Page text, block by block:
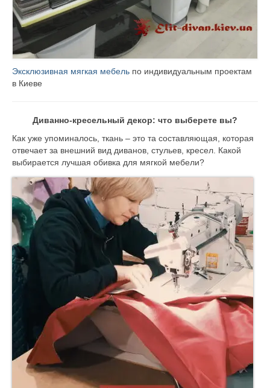
Эксклюзивная мягкая мебель по индивидуальным проектам
в Киеве
Диванно-кресельный декор: что выберете вы?
Как уже упоминалось, ткань – это та составляющая, которая
отвечает за внешний вид диванов, стульев, кресел. Какой
выбирается лучшая обивка для мягкой мебели?